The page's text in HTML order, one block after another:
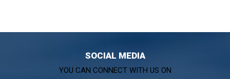
SOCIAL MEDIA
YOU CAN CONNECT WITH US ON